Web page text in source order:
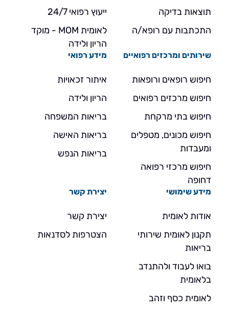
תוצאות בדיקה
התכתבות עם רופא/ה
ייעוץ רפואי 24/7
לאומית MOM - מוקד
הריון ולידה
שירותים ומרכזים רפואיים
חיפוש רופאים ורופאות
חיפוש מרכזים רפואים
חיפוש בתי מרקחת
חיפוש מכונים, מטפלים
ומעבדות
חיפוש מרכזי רפואה
דחופה
מידע רפואי
איתור זכאויות
הריון ולידה
בריאות המשפחה
בריאות האישה
בריאות הנפש
מידע שימושי
אודות לאומית
תקנון לאומית שירותי
בריאות
בואו לעבוד ולהתנדב
בלאומית
לאומית כסף וזהב
יצירת קשר
יצירת קשר
הצטרפות לסדנאות